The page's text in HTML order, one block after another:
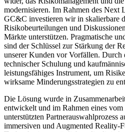
modernisieren. Im Rahmen des Next
GC&C investieren wir in skalierbare
Risikobeurteilungen und
Märkte unterstützen. Pragmatische
sind der Schlüssel zur Stärkung der
unserer Kunden vor Vorfällen. Durch
technischer Schulung und
leistungsfähiges Instrument, um
wirksame Minderungsstrategien zu
Die Lösung wurde in
entwickelt und im Rahmen eines
unterstützten Partnerauswahlprozess
immersiven und Augmented Reality-